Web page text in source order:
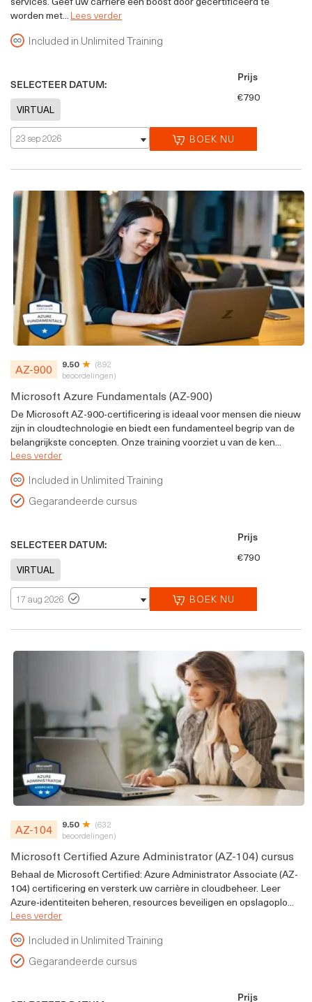
worden met...Lees verder
Included in Unlimited Training
SELECTEER DATUM:
23 sep 2026 BOEK NU
Prijs
€790
AZ-900 9.50
(892
beoordelingen)
Microsoft Azure Fundamentals (AZ-900)
De Microsoft AZ-900-certificering is ideaal voor mensen die nieuw
zijn in cloudtechnologie en biedt een fundamenteel begrip van de
belangrijkste concepten. Onze training voorziet u van de ken...
Lees verder
Included in Unlimited Training
Gegarandeerde cursus
SELECTEER DATUM:
17 aug 2026 BOEK NU
Prijs
€790
AZ-104 9.50
(632
beoordelingen)
Microsoft Certified Azure Administrator (AZ-104) cursus
Behaal de Microsoft Certified: Azure Administrator Associate (AZ-
104) certificering en versterk uw carrière in cloudbeheer. Leer
Azure-identiteiten beheren, resources beveiligen en opslagoplo...
Lees verder
Included in Unlimited Training
Gegarandeerde cursus
Prijs